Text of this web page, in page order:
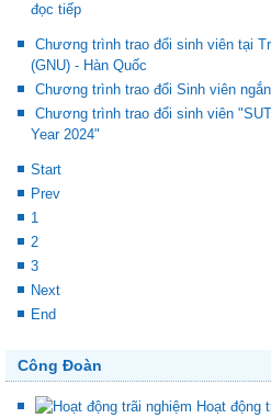
đọc tiếp
Chương trình trao đổi sinh viên tại
(GNU) - Hàn Quốc
Chương trình trao đổi Sinh viên
Chương trình trao đổi sinh viên
Year 2024"
Start
Prev
1
2
3
Next
End
Công Đoàn
Hoạt động